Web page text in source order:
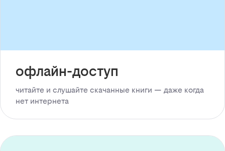
офлайн-доступ
читайте и слушайте скачанные книги — даже когда
нет интернета